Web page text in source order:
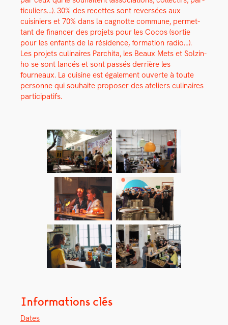
ti­c­uliers…). 30% des recettes sont rever­sées aux
cuisiniers et 70% dans la cagnotte com­mune, per­me­t­
tant de financer des pro­jets pour les Cocos (sor­tie
pour les enfants de la rési­dence, for­ma­tion radio…).
Les pro­jets culi­naires Par­chi­ta, les Beaux Mets et Solz­in­
ho se sont lancés et sont passés der­rière les
fourneaux. La cui­sine est égale­ment ouverte à toute
per­son­ne qui souhaite pro­pos­er des ate­liers culi­naires
par­tic­i­pat­ifs.
Informations clés
Dates